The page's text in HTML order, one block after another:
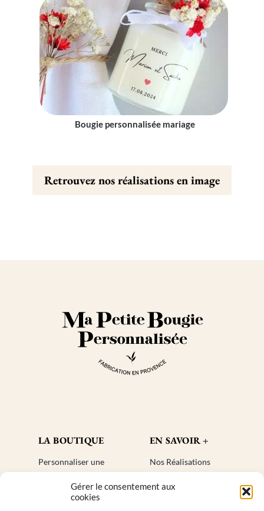
Gérer le consentement aux
cookies
Bougie personnalisée mariage
Retrouvez nos réalisations en image
LA BOUTIQUE
Personnaliser une
Cadeaux invités
EN SAVOIR +
Nos Réalisations
Créer un compte